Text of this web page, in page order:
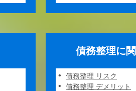
債務整理に
債務整理 リスク
債務整理 デメリット